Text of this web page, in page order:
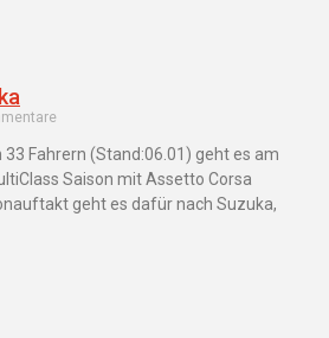
Fahrern (Stand:06.01) geht es am
Saison mit Assetto Corsa
geht es dafür nach Suzuka,